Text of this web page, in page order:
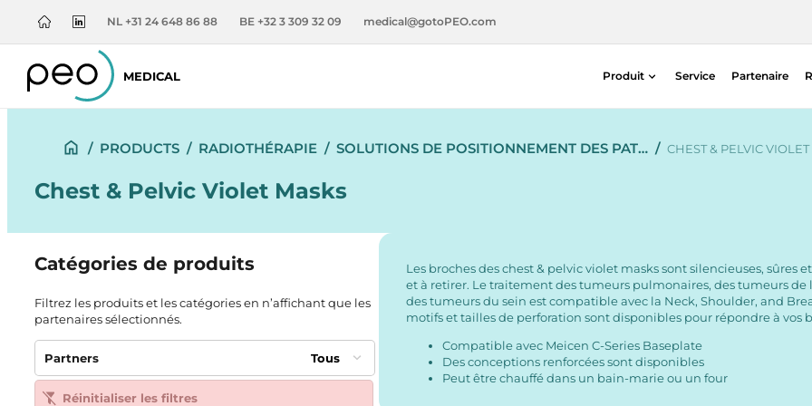
NL +31 24 648 86 88 BE +32 3 309 32 09 medical@gotoPEO.com
MEDICAL Produit
Imagerie diagnostique
Service Partenaire
/ PRODUCTS / RADIOTHÉRAPIE / SOLUTIONS DE POSITIONNEMENT DES PAT… / CHEST & PELVIC VIOLET
Chest & Pelvic Violet Masks
Catégories de produits
Filtrez les produits et les catégories en n’affichant que les
partenaires sélectionnés.
Partners Tous
Réinitialiser les filtres
Les broches des chest & pelvic violet masks sont silencieuses, sûres
et à retirer. Le traitement des tumeurs pulmonaires, des tumeurs de
des tumeurs du sein est compatible avec la Neck, Shoulder, and
motifs et tailles de perforation sont disponibles pour répondre à vos
Compatible avec Meicen C-Series Baseplate
Des conceptions renforcées sont disponibles
Peut être chauffé dans un bain-marie ou un four